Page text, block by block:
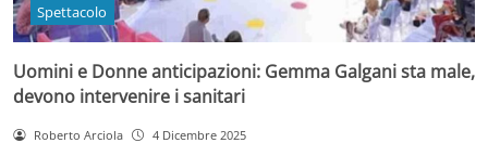
Spettacolo
Uomini e Donne anticipazioni: Gemma Galgani sta male,
devono intervenire i sanitari
Roberto Arciola 4 Dicembre 2025